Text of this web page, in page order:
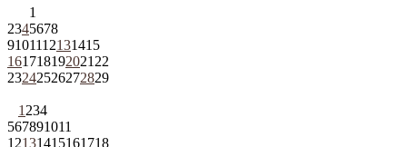
1
2345678
9101112131415
161718192021 22
23242526272829
1 234
567891011
12131415161718